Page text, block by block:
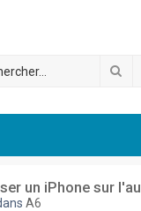
un iPhone sur
A6